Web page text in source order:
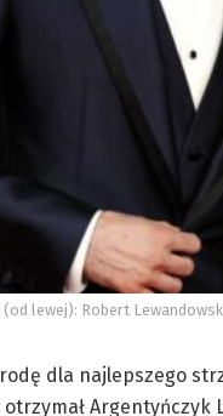
(od lewej): Robert
dla najlepszego
otrzymał Argentyńczyk